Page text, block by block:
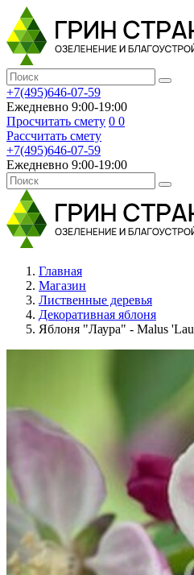
+7(495)646-07-59
Ежедневно 9:00-19:00
Просчитать смету 0 0
Рассчитать смету
+7(495)646-07-59
Ежедневно 9:00-19:00
Главная
Магазин
Лиственные деревья
Декоративная яблоня
Яблоня "Лаура" - Malus